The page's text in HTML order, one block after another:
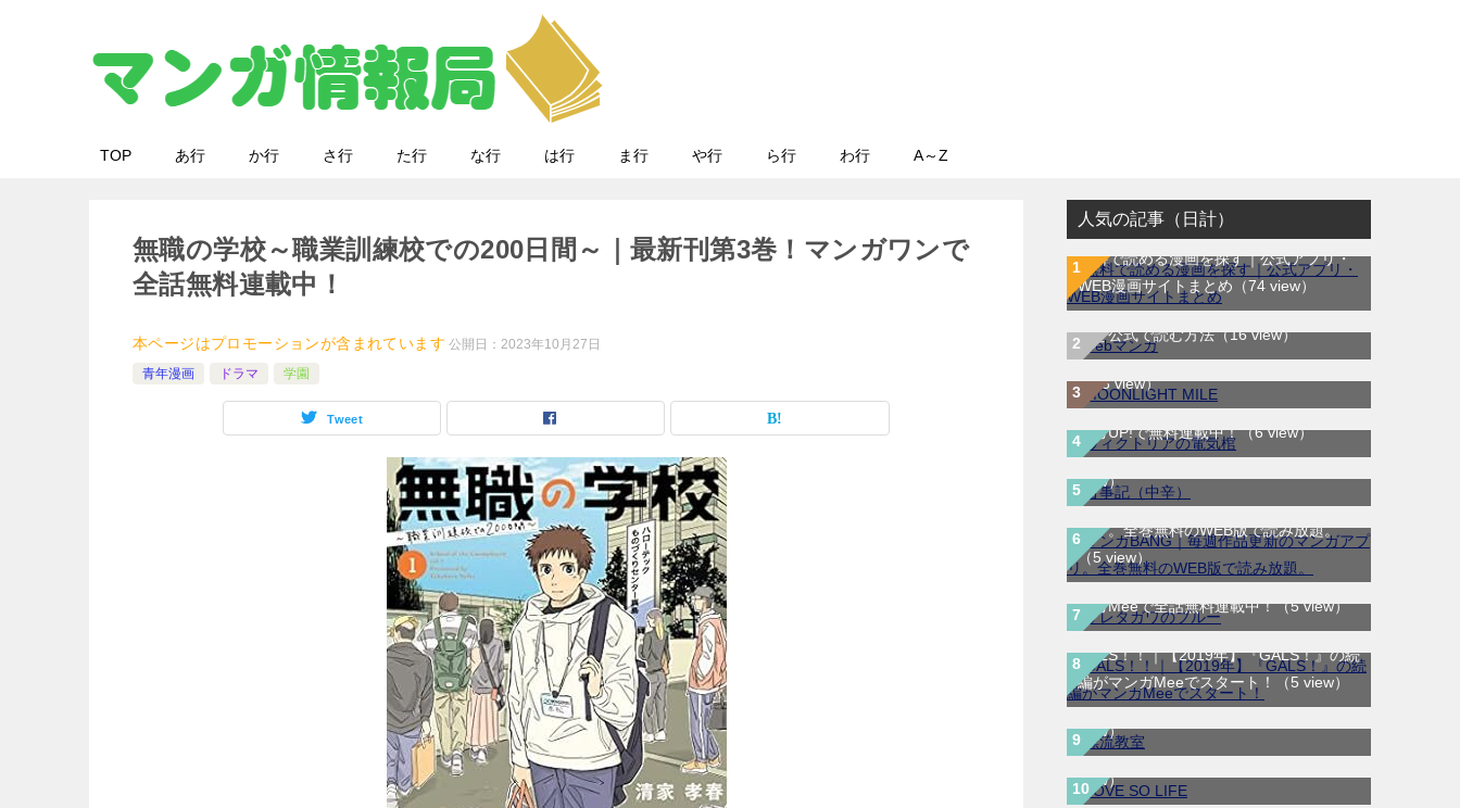
TOP あ行 か行 さ行 た行 な行 は行 ま行 や行 ら行 わ行 A～Z
無職の学校～職業訓練校での200日間～｜最新刊第3巻！マンガワンで
全話無料連載中！
本ページはプロモーションが含まれています 公開日：2023年10月27日
青年漫画
ドラマ 学園
Tweet
人気の記事（日計）
無料で読める漫画を探す｜公式アプリ・
WEB漫画サイトまとめ （74 view）
WEB漫画サイト一覧｜ブラウザで無料漫
画を公式で読む方法（16 view）
MOONLIGHT MILE｜最新刊第23巻！マ
ンガワンで最新刊まで全巻無料配信中！
（13 view）
ヴィクトリアの電気棺｜最新刊第2巻！マ
ンガUP!で無料連載中！（6 view）
古事記（中辛）｜最新刊第2巻！サンデー
うぇぶりで第1巻全話無料配信中！（5
view）
マンガBANG｜毎週作品更新のマンガア
プリ。全巻無料のWEB版で読み放題。
（5 view）
サレタガワのブルー｜最新刊第5巻！妻の
不倫から始まる物語の結末やいかに！マ
ンガMeeで全話無料連載中！（5 view）
GALS！！｜【2019年】『GALS！』の続
編がマンガMeeでスタート！
（5 view）
漂流教室｜全6巻完結！サンデーうぇぶり
で最終巻まで全巻無料配信中！（4
view）
LOVE SO LIFE｜全17巻完結！マンガ
Parkで最終巻まで全巻無料配信中！（4
view）